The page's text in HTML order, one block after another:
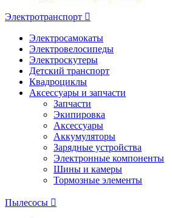
Электротранспорт
Электросамокаты
Электровелосипеды
Электроскутеры
Детский транспорт
Квадроциклы
Аксессуары и запчасти
Запчасти
Экипировка
Аксессуары
Аккумуляторы
Зарядные устройства
Электронные компоненты
Шины и камеры
Тормозные элементы
Пылесосы